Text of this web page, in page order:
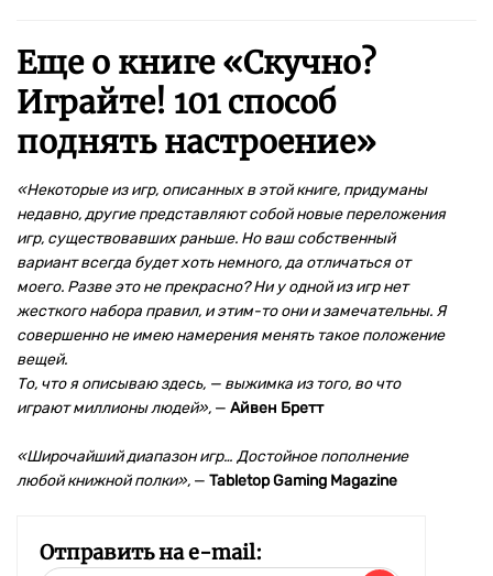
Еще о книге «Скучно?
Играйте! 101 способ
поднять настроение»
«Некоторые из игр, описанных в этой книге, придуманы
недавно, другие представляютсобой новые переложения
игр, существовавших раньше. Но ваш собственный
вариант всегда будет хоть немного, да отличаться от
моего. Разве это не прекрасно? Ни у одной из игр нет
жесткого набора правил, и этим-то они и замечательны. Я
совершенно не имею намерения менять такое положение
вещей.
То, что я описываю здесь, — выжимка из того, во что
играют миллионы людей», — Айвен Бретт
«Широчайший диапазон игр… Достойное пополнение
любой книжной полки», — Tabletop Gaming Magazine
Отправить на e-mail: